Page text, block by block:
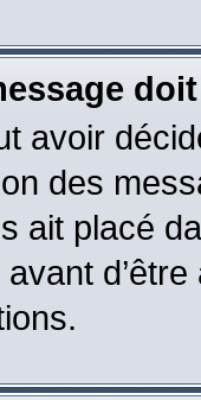
avoir
des
ait placé